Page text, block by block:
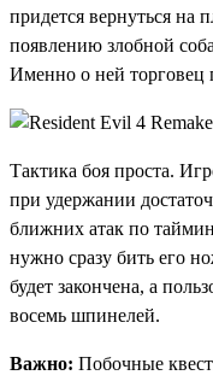
придется вернуться на
появлению злобной
Именно о ней торговец
Тактика боя проста.
при удержании
ближних атак по
нужно сразу бить его
будет закончена, а
восемь шпинелей.
Важно: Побочные